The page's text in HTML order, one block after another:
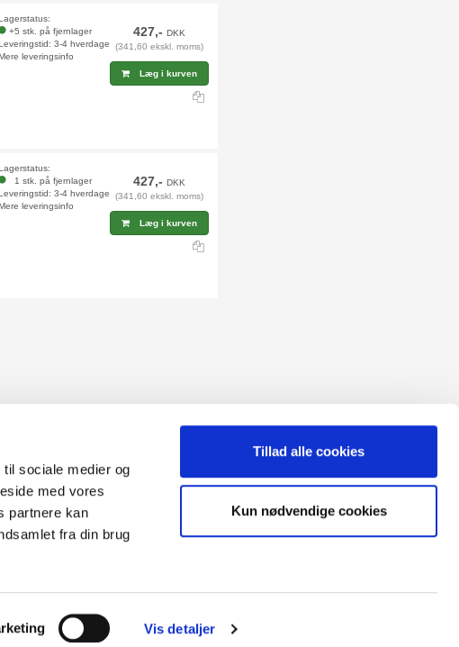
sociale medier og
med vores
partnere kan
fra din brug
Vis detaljer
Tillad alle cookies
Kun nødvendige cookies
+5 stk. på fjernlager
3-4 hverdage
leveringsinfo
427,-DKK
(341,60 ekskl. moms)
Læg i kurven
1 stk. på fjernlager
3-4 hverdage
leveringsinfo
427,-DKK
(341,60 ekskl. moms)
Læg i kurven